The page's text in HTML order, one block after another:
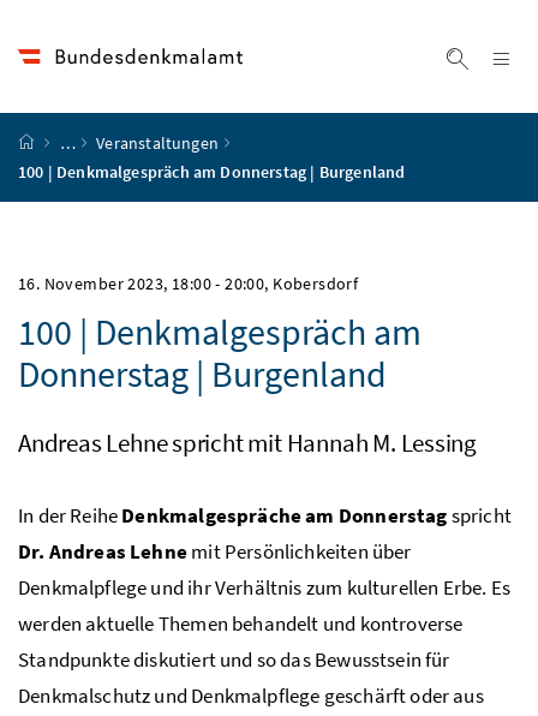
Startseite
…
Veranstaltungen
100 | Denkmalgespräch am Donnerstag | Burgenland
16. November 2023, 18:00-20:00, Kobersdorf
100 | Denkmalgespräch am
Donnerstag | Burgenland
Andreas Lehne spricht mit Hannah M. Lessing
In der ReiheDenkmalgespräche am Donnerstagspricht
Dr. Andreas Lehnemit Persönlichkeiten über
Denkmalpflege und ihr Verhältnis zum kulturellen Erbe. Es
werden aktuelle Themen behandelt und kontroverse
Standpunkte diskutiert und so das Bewusstsein für
Denkmalschutz und Denkmalpflege geschärft oder aus